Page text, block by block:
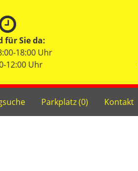
für Sie da:
18:00 Uhr
12:00 Uhr
Parkplatz (0) Kontakt